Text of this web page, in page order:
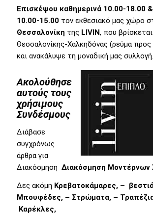
Επισκέψου καθημερινά 10.00-18.00
10.00-15.00τον εκθεσιακό μας χώρο
Θεσσαλονίκη της LIVIN, που
Θεσσαλονίκης-Χαλκηδόνας (ρεύμα προς
και ανακάλυψε τη μοναδική μας συλλογή.
Ακολούθησε
αυτούς τους
χρήσιμους
Συνδέσμους
Διάβασε
συγχρόνως
άρθρα για
Διακόσμηση Διακόσμηση
Δες ακόμη Κρεβατοκάμαρες, –
Μπουφέδες, – Στρώματα, –
Καρέκλες,